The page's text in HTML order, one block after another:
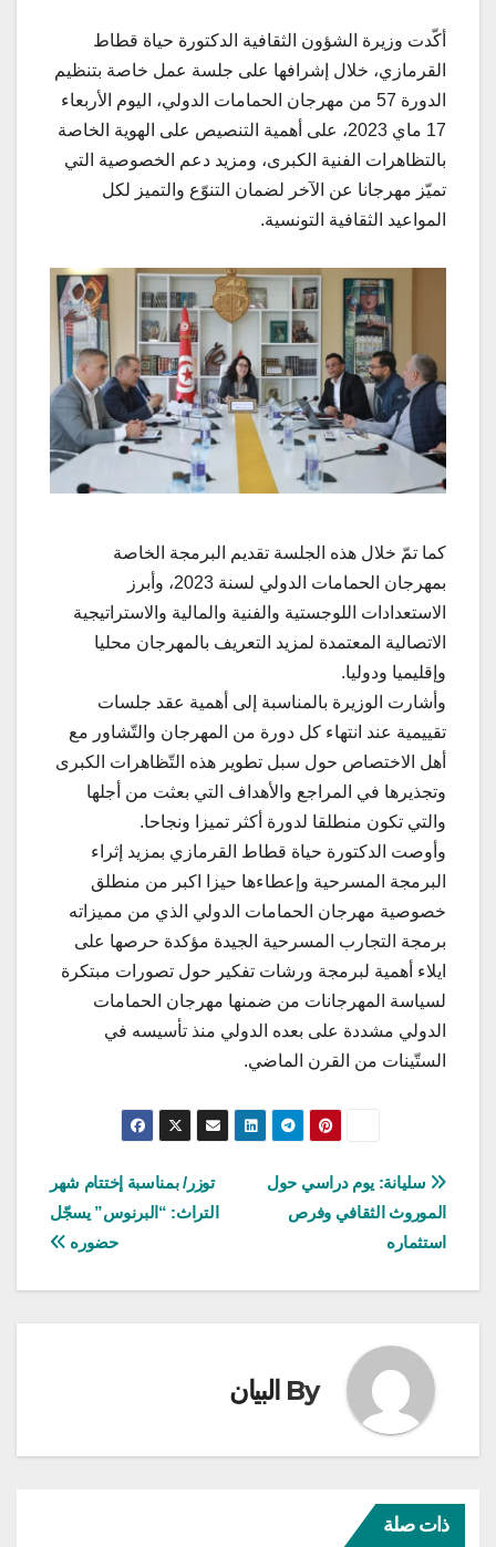
أكّدت وزيرة الشؤون الثقافية الدكتورة حياة قطاط
القرمازي، خلال إشرافها على جلسة عمل خاصة بتنظيم
الدورة 57 من مهرجان الحمامات الدولي، اليوم الأربعاء
17 ماي 2023، على أهمية التنصيص على الهوية الخاصة
بالتظاهرات الفنية الكبرى، ومزيد دعم الخصوصية التي
تميّز مهرجانا عن الآخر لضمان التنوّع والتميز لكل
المواعيد الثقافية التونسية.
كما تمّ خلال هذه الجلسة تقديم البرمجة الخاصة
بمهرجان الحمامات الدولي لسنة 2023، وأبرز
الاستعدادات اللوجستية والفنية والمالية والاستراتيجية
الاتصالية المعتمدة لمزيد التعريف بالمهرجان محليا
وإقليميا ودوليا.
وأشارت الوزيرة بالمناسبة إلى أهمية عقد جلسات
تقييمية عند انتهاء كل دورة من المهرجان والتّشاور مع
أهل الاختصاص حول سبل تطوير هذه التّظاهرات الكبرى
وتجذيرها في المراجع والأهداف التي بعثت من أجلها
والتي تكون منطلقا لدورة أكثر تميزا ونجاحا.
وأوصت الدكتورة حياة قطاط القرمازي بمزيد إثراء
البرمجة المسرحية وإعطاءها حيزا اكبر من منطلق
خصوصية مهرجان الحمامات الدولي الذي من مميزاته
برمجة التجارب المسرحية الجيدة مؤكدة حرصها على
ايلاء أهمية لبرمجة ورشات تفكير حول تصورات مبتكرة
لسياسة المهرجانات من ضمنها مهرجان الحمامات
الدولي مشددة على بعده الدولي منذ تأسيسه في
الستّينات من القرن الماضي.
تصفّح
المقالات
توزر/ بمناسبة إختتام شهر
التراث: “البرنوس” يسجّل
حضوره
سليانة: يوم دراسي حول
الموروث الثقافي وفرص
استثماره
By البيان
ذات صلة